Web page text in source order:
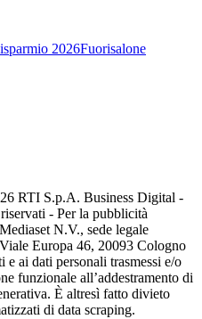
2026Fuorisalone
RTI S.p.A. Business Digital -
- Per la pubblicità
N.V., sede legale
Europa 46, 20093 Cologno
e ai dati personali trasmessi e/o
funzionale all’addestramento di
È altresì fatto divieto
di data scraping.